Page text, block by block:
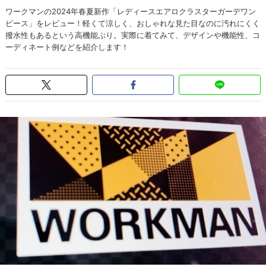
ワークマンの2024年春夏新作「レディースエアロクラスターガーデワン
ピース」をレビュー！軽くて涼しく、おしゃれな見た目なのに汚れにくく
撥水性もあるという高機能ぶり。実際に着てみて、デザインや機能性、コ
ーディネート例などを紹介します！